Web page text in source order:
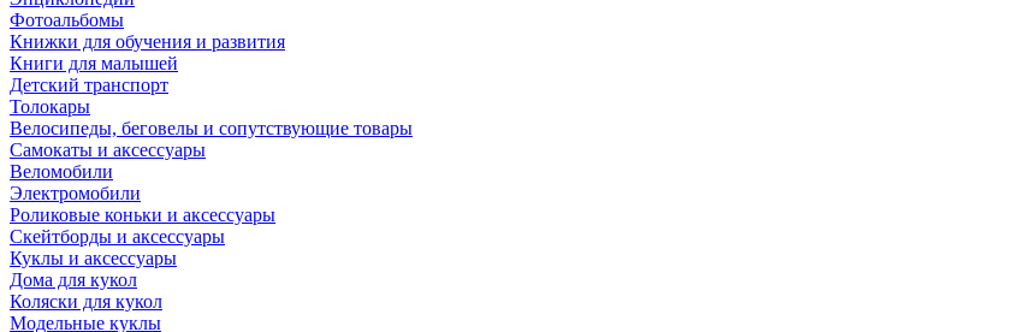
Фотоальбомы
Книжки для обучения и развития
Книги для малышей
Детский транспорт
Толокары
Велосипеды, беговелы и сопутствующие товары
Самокаты и аксессуары
Веломобили
Электромобили
Роликовые коньки и аксессуары
Скейтборды и аксессуары
Куклы и аксессуары
Дома для кукол
Коляски для кукол
Модельные куклы